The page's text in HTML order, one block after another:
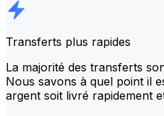
Transferts plus rapides
La majorité des transferts
Nous savons à quel point il
argent soit livré rapidement